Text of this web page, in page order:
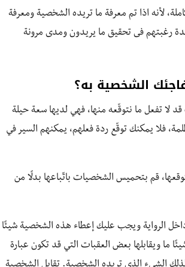
لأنه اذا تم معرفة ما تريده الشخصية ومعرفة
رغبتهم فى تحقيق ما يريدون ومدى مرونة
الشخصية به؟
لا تفعل ما نتوقّعه منها، فهي لديها سعة حيلة
فلا يمكنك توقّع ردة فعلهم، يمكنهم السير في
قم بتحميس الشخصيات باتّباعها بدلًا من
الرواية ويجب عليك إعطاء هذه الشخصية شيئًا
ما ويقابلها بعض العقبات التي قد تكون عبارة